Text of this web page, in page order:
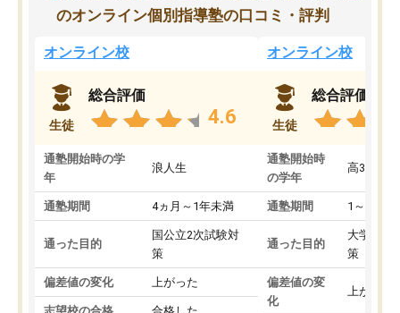
のオンライン個別指導塾の口コミ・評判
オンライン校
生徒
総合評価
4.6
通塾開始時の学
年
浪人生
通塾期間 4ヵ月～1年未満
通った目的
国公立2次試験対
策
偏差値の変化 上がった
オンライン校
生徒
総合評価
通塾開始時
の学年
高3
通塾期間 1～3ヵ月
通った目的
大学入学
策
偏差値の変
化
上がった